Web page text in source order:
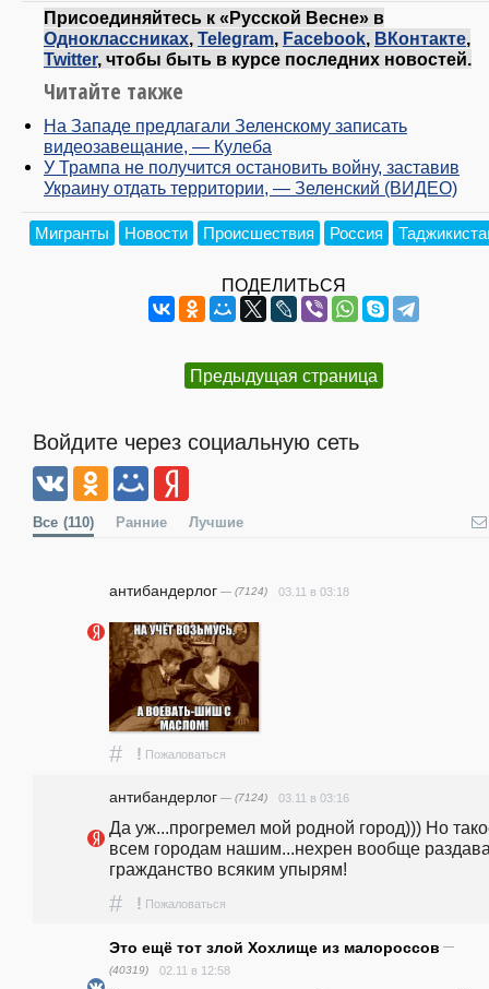
Присоединяйтесь к «Русской Весне» в
Одноклассниках, Telegram, Facebook, ВКонтакте,
Twitter, чтобы быть в курсе последних новостей.
Читайте также
На Западе предлагали Зеленскому записать
видеозавещание, — Кулеба
У Трампа не получится остановить войну, заставив
Украину отдать территории, — Зеленский (ВИДЕО)
Мигранты Новости Происшествия Россия
ПОДЕЛИТЬСЯ
Предыдущая страница
Войдите через социальную сеть
Все (110) Ранние Лучшие
антибандерлог — (7124) 03.11 в 03:18
# ! Пожаловаться
антибандерлог — (7124) 03.11 в 03:16
Да уж...прогремел мой родной город))) Но
всем городам нашим...нехрен вообще
гражданство всяким упырям!
# ! Пожаловаться
Это ещё тот злой Хохлище из малороссов —
(40319)
02.11 в 12:58